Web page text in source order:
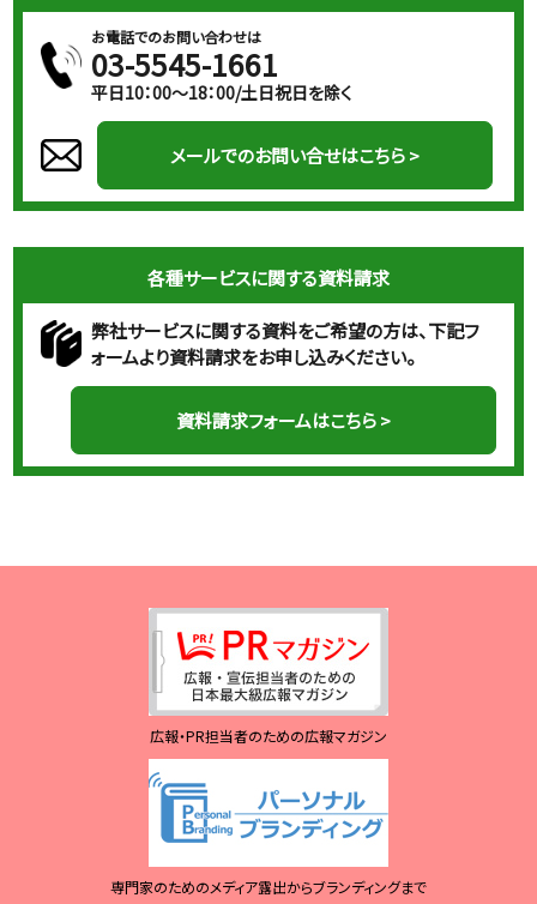
お電話でのお問い合わせは
03-5545-1661
平日10：00～18：00/土日祝日を除く
メールでのお問い合せはこちら >
各種サービスに関する資料請求
弊社サービスに関する資料をご希望の方は、下記フ
ォームより資料請求をお申し込みください。
資料請求フォームはこちら >
広報・PR担当者のための広報マガジン
専門家のためのメディア露出からブランディングまで